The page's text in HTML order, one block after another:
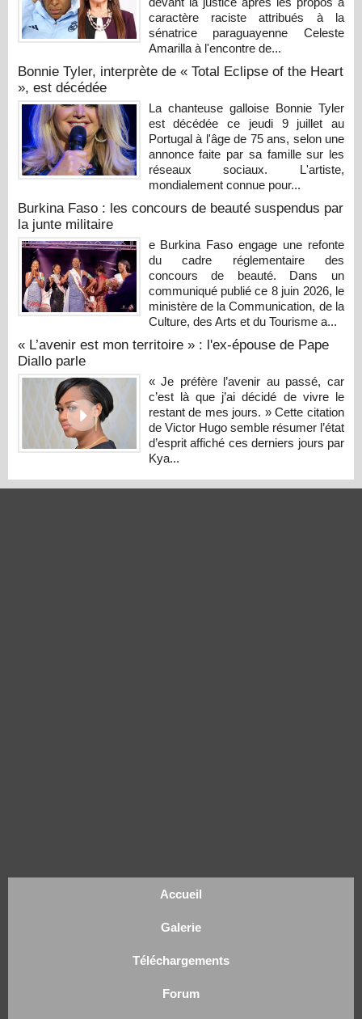
caractère raciste attribués à la
sénatrice paraguayenne Celeste
Amarilla à l'encontre de...
Bonnie Tyler, interprète de « Total Eclipse of the Heart
», est décédée
La chanteuse galloise Bonnie Tyler
est décédée ce jeudi 9 juillet au
Portugal à l'âge de 75 ans, selon une
annonce faite par sa famille sur les
réseaux sociaux. L'artiste,
mondialement connue pour...
Burkina Faso : les concours de beauté suspendus par
la junte militaire
e Burkina Faso engage une refonte
du cadre réglementaire des
concours de beauté. Dans un
communiqué publié ce 8 juin 2026, le
ministère de la Communication, de la
Culture, des Arts et du Tourisme a...
« L’avenir est mon territoire » : l'ex-épouse de Pape
Diallo parle
« Je préfère l’avenir au passé, car
c’est là que j’ai décidé de vivre le
restant de mes jours. » Cette citation
de Victor Hugo semble résumer l’état
d’esprit affiché ces derniers jours par
Kya...
Accueil
Galerie
Téléchargements
Forum